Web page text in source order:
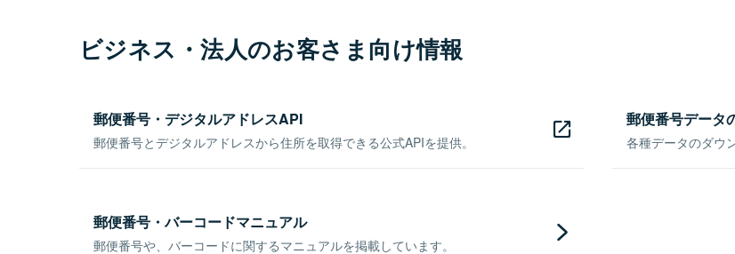
ビジネス・法人のお客さま向け情報
郵便番号・デジタルアドレスAPI
郵便番号とデジタルアドレスから住所を取得できる公式APIを提供。
郵便番号データ
各種データのダウ
郵便番号・バーコードマニュアル
郵便番号や、バーコードに関するマニュアルを掲載しています。